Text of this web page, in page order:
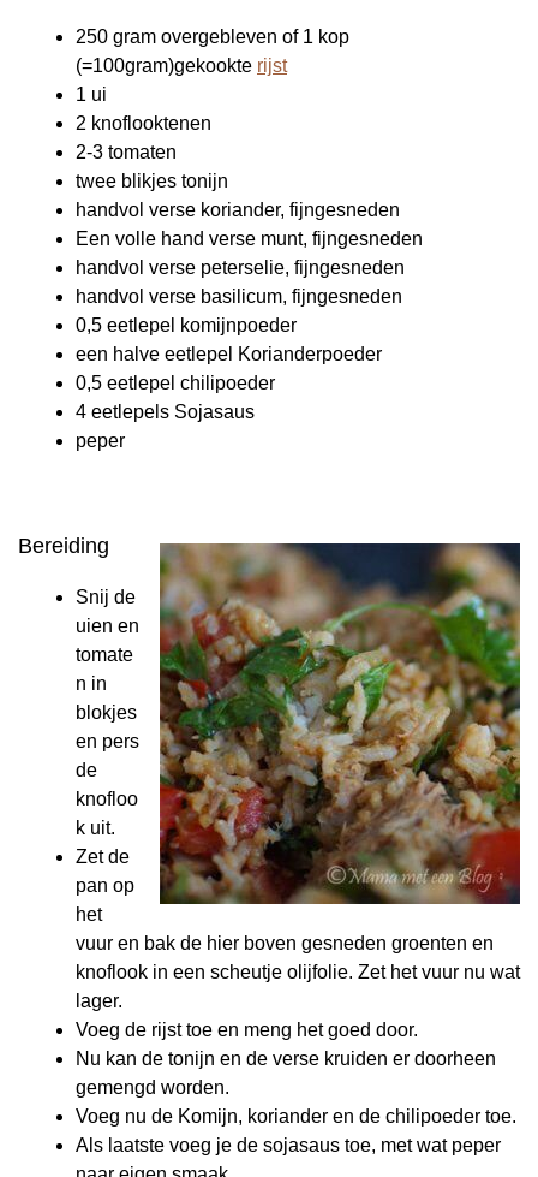
250 gram overgebleven of 1 kop
(=100gram)gekookte rijst
1 ui
2 knoflooktenen
2-3 tomaten
twee blikjes tonijn
handvol verse koriander, fijngesneden
Een volle hand verse munt, fijngesneden
handvol verse peterselie, fijngesneden
handvol verse basilicum, fijngesneden
0,5 eetlepel komijnpoeder
een halve eetlepel Korianderpoeder
0,5 eetlepel chilipoeder
4 eetlepels Sojasaus
peper
Bereiding
Snij de
uien en
tomate
n in
blokjes
en pers
de
knofloo
k uit.
Zet de
pan op
het
vuur en bak de hier boven gesneden groenten en
knoflook in een scheutje olijfolie. Zet het vuur nu wat
lager.
Voeg de rijst toe en meng het goed door.
Nu kan de tonijn en de verse kruiden er doorheen
gemengd worden.
Voeg nu de Komijn, koriander en de chilipoeder toe.
Als laatste voeg je de sojasaus toe, met wat peper